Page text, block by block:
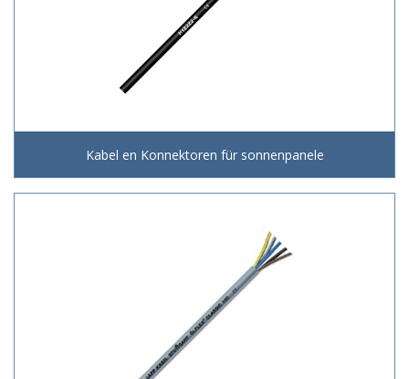
Kabel en Konnektoren für sonnenpanele